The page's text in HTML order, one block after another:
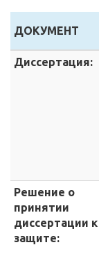
ДОКУМЕНТ
Диссертация:
Решение о
принятии
диссертации к
защите: